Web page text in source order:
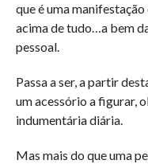
que é uma manifestação
acima de tudo…a bem
pessoal.
Passa a ser, a partir
um acessório a figurar,
indumentária diária.
Mas mais do que uma